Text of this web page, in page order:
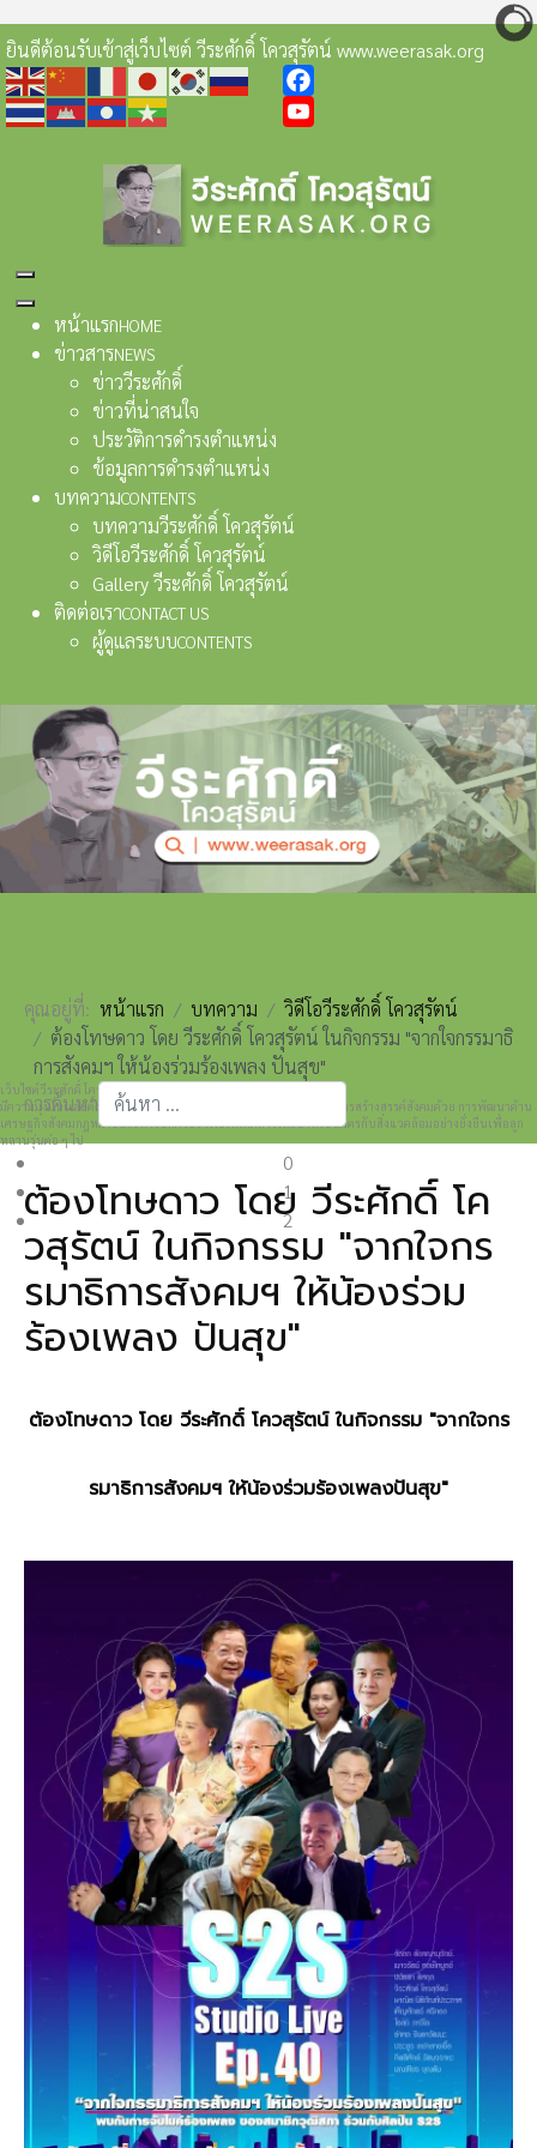
ยินดีต้อนรับเข้าสู่เว็บไซต์ วีระศักดิ์ โควสุรัตน์ www.weerasak.org
Facebook
หน้าแรกHOME
ข่าวสารNEWS
ข่าววีระศักดิ์
ข่าวที่น่าสนใจ
ประวัติการดำรงตำแหน่ง
ข้อมูลการดำรงตำแหน่ง
บทความCONTENTS
บทความวีระศักดิ์ โควสุรัตน์
วิดีโอวีระศักดิ์ โควสุรัตน์
Gallery วีระศักดิ์ โควสุรัตน์
ติดต่อเราCONTACT US
ผู้ดูแลระบบCONTENTS
เว็บไซต์วีระศักดิ์ โควสุรัตน์ www.weerasak.org
มีความมุ่งมั่นเเละตั้งใจในการเผยแพร่เรื่องราวความรู้ความเข้าใจในการสร้างสรรค์สังคมด้วย การพัฒนาด้าน
เศรษฐกิจสังคมกฎหมายและการปกครอง เพื่อให้เกิดการพัฒนาที่เป็นมิตรกับสิ่งแวดล้อมอย่างยั่งยืนเพื่อลูก
หลานรุ่นต่อ ๆ ไป
0
1
2
คุณอยู่ที่: หน้าแรก บทความ
วิดีโอวีระศักดิ์ โควสุรัตน์
ต้องโทษดาว โดย วีระศักดิ์ โควสุรัตน์ ในกิจกรรม "จากใจกรรมาธิ
การสังคมฯ ให้น้องร่วมร้องเพลง ปันสุข"
การค้นหา
Type 2 or more characters for results.
ต้องโทษดาว โดย วีระศักดิ์ โค
วสุรัตน์ ในกิจกรรม "จากใจกร
รมาธิการสังคมฯ ให้น้องร่วม
ร้องเพลง ปันสุข"
ต้องโทษดาว โดย วีระศักดิ์ โควสุรัตน์ในกิจกรรม "จากใจกร
รมาธิการสังคมฯ ให้น้องร่วมร้องเพลงปันสุข"